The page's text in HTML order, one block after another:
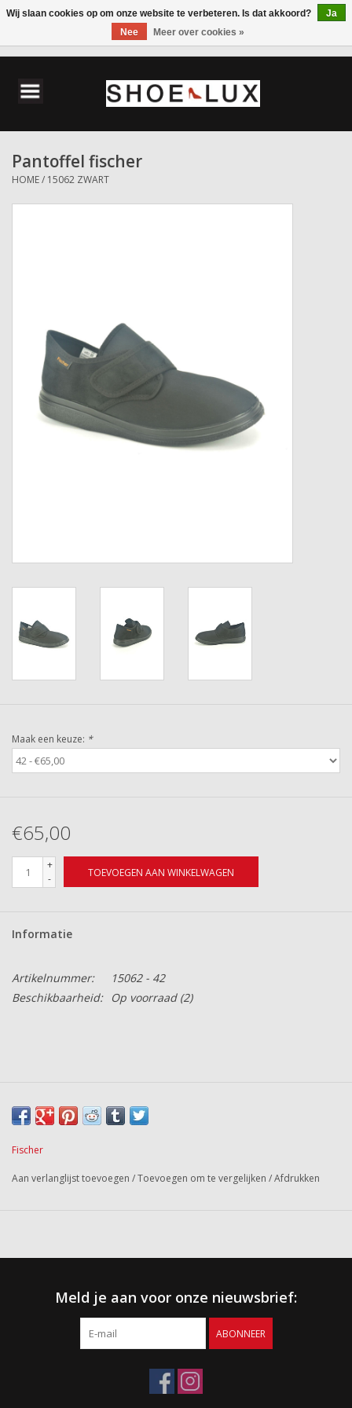
Herenschoenen
Accessoires
Pantoffel fischer
HOME/ 15062 ZWART
Maak een keuze: *
€65,00
+
-
TOEVOEGEN AAN WINKELWAGEN
Informatie
Artikelnummer:
15062 - 42
Beschikbaarheid:
Op voorraad(2)
Fischer
Aan verlanglijst toevoegen /Toevoegen om te vergelijken /Afdrukken
Meld je aan voor onze nieuwsbrief:
ABONNEER
Wij slaan cookies op om onze website te verbeteren. Is dat akkoord?
Ja
Nee
Meer over cookies »